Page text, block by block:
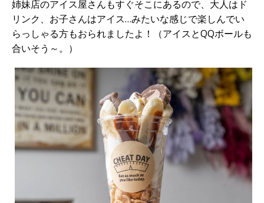
姉妹店のアイス屋さんもすぐそこにあるので、大人はド
リンク、お子さんはアイス…みたいな感じで楽しんでい
らっしゃる方もおられましたよ！（アイスとQQボールも
合いそう～。）